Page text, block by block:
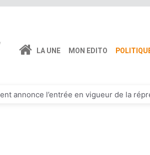
LA UNE MON EDITO
annonce l’entrée en vigueur de la